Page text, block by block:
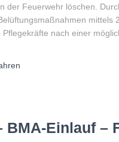
der Feuerwehr löschen.
nach einer
BMA-Einlauf –